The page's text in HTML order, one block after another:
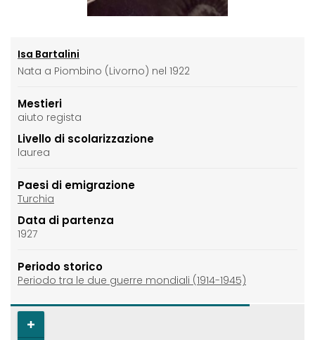
Isa Bartalini
Nata a Piombino (Livorno) nel 1922
Mestieri
aiuto regista
Livello di scolarizzazione
laurea
Paesi di emigrazione
Turchia
Data di partenza
1927
Periodo storico
Periodo tra le due guerre mondiali (1914-1945)